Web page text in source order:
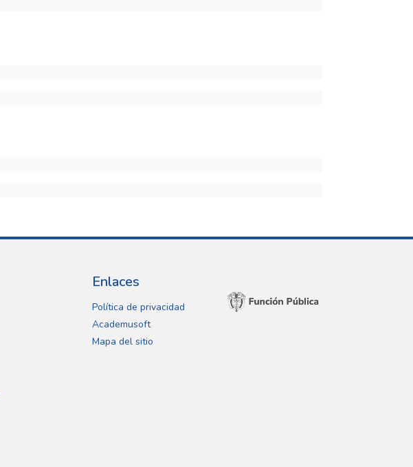
Enlaces
Política de privacidad
Academusoft
Mapa del sitio